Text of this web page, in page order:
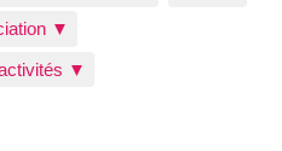
▼
▼